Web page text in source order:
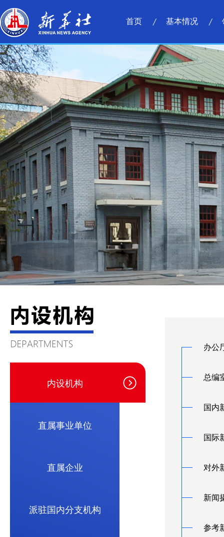
首页 基本情况
内设机构
直属事业单位
直属企业
派驻国内分支机构
办公
总编
国内
国际
对外
新闻
参考